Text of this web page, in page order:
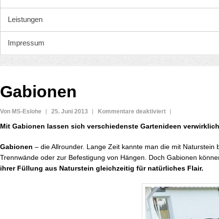
Leistungen
Impressum
Gabionen
Von MS-Eslohe 25. Juni 2013 Kommentare deaktiviertfür
Mit Gabionen lassen sich verschiedenste Gartenideen
Gabionen – die Allrounder. Lange Zeit kannte man die mit
Trennwände oder zur Befestigung von Hängen. Doch Gabionen
ihrer Füllung aus Naturstein gleichzeitig für natürliches Flair.